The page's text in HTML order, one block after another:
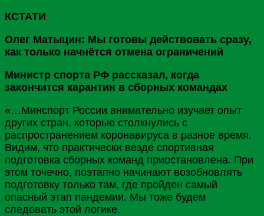
КСТАТИ
Олег Матыцин: Мы готовы действовать сразу,
как только начнётся отмена ограничений
Министр спорта РФ рассказал, когда
закончится карантин в сборных командах
«…Минспорт России внимательно изучает опыт
других стран, которые столкнулись с
распространением коронавируса в разное время.
Видим, что практически везде спортивная
подготовка сборных команд приостановлена. При
этом точечно, поэтапно начинают возобновлять
подготовку только там, где пройден самый
опасный этап пандемии. Мы тоже будем
следовать этой логике.